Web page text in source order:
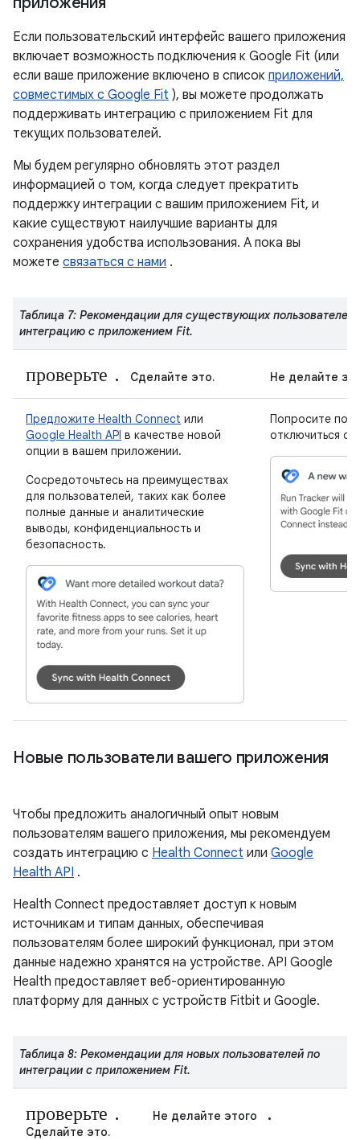
Если пользовательский интерфейс вашего приложения
включает возможность подключения к Google Fit (или
если ваше приложение включено в список приложений,
совместимых с Google Fit ), вы можете продолжать
поддерживать интеграцию с приложением Fit для
текущих пользователей.
Мы будем регулярно обновлять этот раздел
информацией о том, когда следует прекратить
поддержку интеграции с вашим приложением Fit, и
какие существуют наилучшие варианты для
сохранения удобства использования. А пока вы
можете связаться с нами .
Таблица 7: Рекомендации для существующих
интеграцию с приложением Fit.
проверьте. Сделайте это. Не делайте
Предложите Health Connect или
Google Health API в качестве новой
опции в вашем приложении.
Сосредоточьтесь на преимуществах
для пользователей, таких как более
полные данные и аналитические
выводы, конфиденциальность и
безопасность.
Попросите
отключиться
Новые пользователи вашего приложения
Чтобы предложить аналогичный опыт новым
пользователям вашего приложения, мы рекомендуем
создать интеграцию с Health Connect или Google
Health API .
Health Connect предоставляет доступ к новым
источникам и типам данных, обеспечивая
пользователям более широкий функционал, при этом
данные надежно хранятся на устройстве. API Google
Health предоставляет веб-ориентированную
платформу для данных с устройств Fitbit и Google.
Таблица 8: Рекомендации для новых пользователей по
интеграции с приложением Fit.
проверьте.
Сделайте это.
Не делайте этого